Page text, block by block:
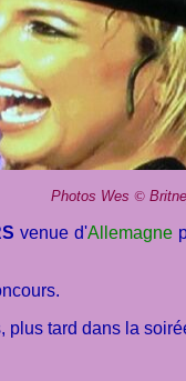
Photos Wes ©
venue d'Allemagne
plus tard dans la